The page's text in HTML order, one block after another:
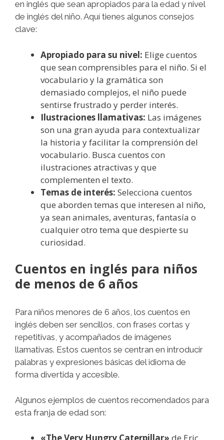
en inglés que sean apropiados para la edad y nivel
de inglés del niño. Aquí tienes algunos consejos
clave:
Apropiado para su nivel: Elige cuentos
que sean comprensibles para el niño. Si el
vocabulario y la gramática son
demasiado complejos, el niño puede
sentirse frustrado y perder interés.
Ilustraciones llamativas: Las imágenes
son una gran ayuda para contextualizar
la historia y facilitar la comprensión del
vocabulario. Busca cuentos con
ilustraciones atractivas y que
complementen el texto.
Temas de interés: Selecciona cuentos
que aborden temas que interesen al niño,
ya sean animales, aventuras, fantasía o
cualquier otro tema que despierte su
curiosidad.
Cuentos en inglés para niños
de menos de 6 años
Para niños menores de 6 años, los cuentos en
inglés deben ser sencillos, con frases cortas y
repetitivas, y acompañados de imágenes
llamativas. Estos cuentos se centran en introducir
palabras y expresiones básicas del idioma de
forma divertida y accesible.
Algunos ejemplos de cuentos recomendados para
esta franja de edad son: